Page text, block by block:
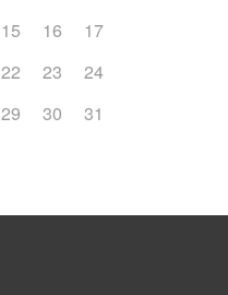
15 16
17
22 23
24
29 30 31